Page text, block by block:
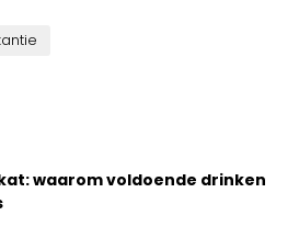
waarom voldoende drinken